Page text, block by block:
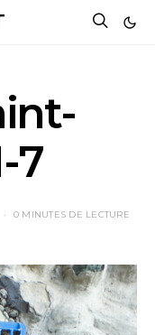
7
0 MINUTES DE LECTURE